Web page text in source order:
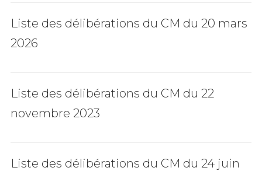
Liste des délibérations du CM du 20 mars
2026
Liste des délibérations du CM du 22
novembre 2023
Liste des délibérations du CM du 24 juin